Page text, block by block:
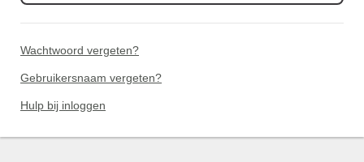
Wachtwoord vergeten?
Gebruikersnaam vergeten?
Hulp bij inloggen